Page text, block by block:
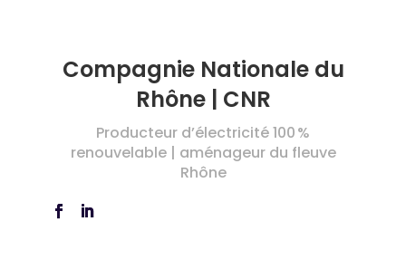
Compagnie Nationale du
Rhône | CNR
Producteur d’électricité 100 %
renouvelable | aménageur du fleuve
Rhône